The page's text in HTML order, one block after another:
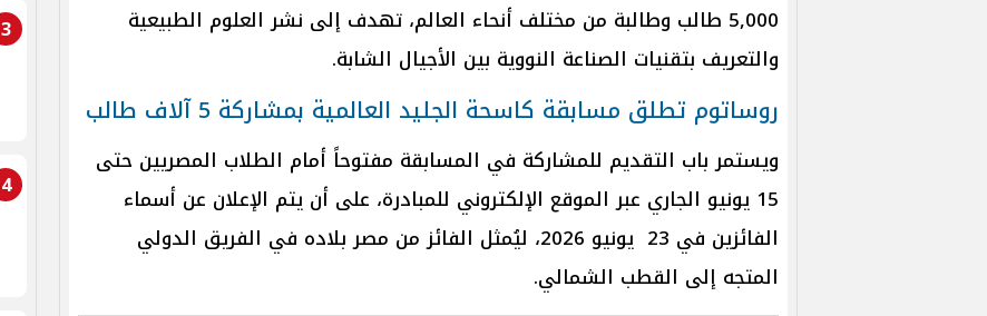
5,000 طالب وطالبة من مختلف أنحاء العالم، تهدف إلى نشر العلوم الطبيعية
والتعريف بتقنيات الصناعة النووية بين الأجيال الشابة.
روساتوم تطلق مسابقة كاسحة الجليد العالمية بمشاركة 5 آلاف طالب
ويستمر باب التقديم للمشاركة في المسابقة مفتوحاً أمام الطلاب المصريين حتى
15 يونيو الجاري عبر الموقع الإلكتروني للمبادرة، على أن يتم الإعلان عن أسماء
الفائزين في 23 يونيو 2026، ليُمثل الفائز من مصر بلاده في الفريق الدولي
المتجه إلى القطب الشمالي.
3
4